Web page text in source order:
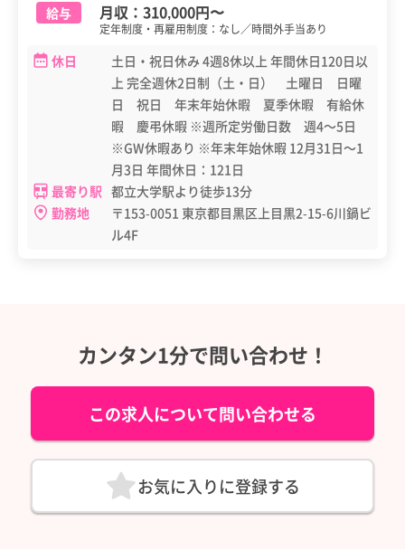
給与 月収： 310,000円〜
定年制度・再雇用制度：なし／時間外手当あり
休日
土日・祝日休み 4週8休以上 年間休日120日以
上 完全週休2日制（土・日） 土曜日 日曜
日 祝日 年末年始休暇 夏季休暇 有給休
暇 慶弔休暇 ※週所定労働日数 週4～5日
※GW休暇あり ※年末年始休暇 12月31日～1
月3日 年間休日：121日
最寄り駅 都立大学駅より徒歩13分
勤務地
〒153-0051 東京都目黒区上目黒2-15-6川鍋ビ
ル4F
カンタン1分で問い合わせ！
この求人について問い合わせる
お気に入りに登録する